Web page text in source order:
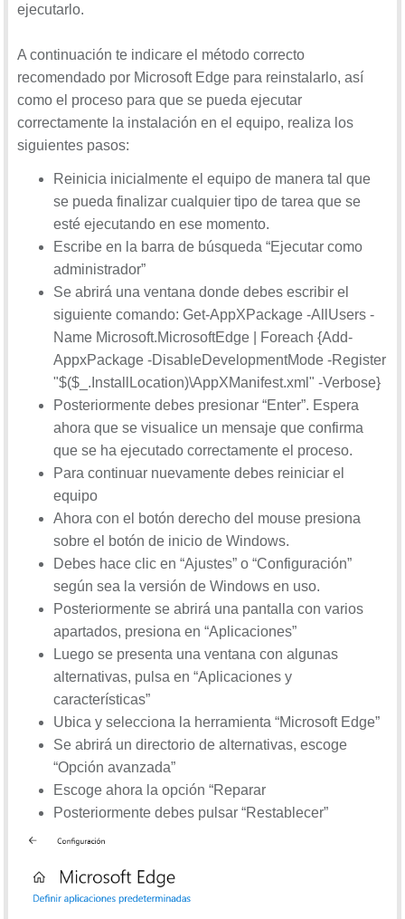
ejecutarlo.
A continuación te indicare el método correcto
recomendado por Microsoft Edge para reinstalarlo, así
como el proceso para que se pueda ejecutar
correctamente la instalación en el equipo, realiza los
siguientes pasos:
Reinicia inicialmente el equipo de manera tal que
se pueda finalizar cualquier tipo de tarea que se
esté ejecutando en ese momento.
Escribe en la barra de búsqueda “Ejecutar como
administrador”
Se abrirá una ventana donde debes escribir el
siguiente comando: Get-AppXPackage -AllUsers -
Name Microsoft.MicrosoftEdge | Foreach {Add-
AppxPackage -DisableDevelopmentMode -Register
"$($_.InstallLocation)\AppXManifest.xml" -Verbose}
Posteriormente debes presionar “Enter”. Espera
ahora que se visualice un mensaje que confirma
que se ha ejecutado correctamente el proceso.
Para continuar nuevamente debes reiniciar el
equipo
Ahora con el botón derecho del mouse presiona
sobre el botón de inicio de Windows.
Debes hace clic en “Ajustes” o “Configuración”
según sea la versión de Windows en uso.
Posteriormente se abrirá una pantalla con varios
apartados, presiona en “Aplicaciones”
Luego se presenta una ventana con algunas
alternativas, pulsa en “Aplicaciones y
características”
Ubica y selecciona la herramienta “Microsoft Edge”
Se abrirá un directorio de alternativas, escoge
“Opción avanzada”
Escoge ahora la opción “Reparar
Posteriormente debes pulsar “Restablecer”